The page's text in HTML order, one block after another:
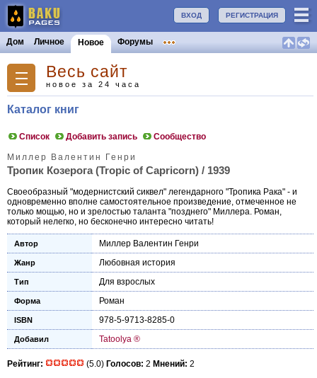
РЕГИСТРАЦИЯ
ВХОД
Дом Личное Новое Форумы
Весь сайт
новое за 24 часа
Каталог книг
Список Добавить запись Сообщество
Миллер Валентин Генри
Тропик Козерога (Tropic of Capricorn) / 1939
Своеобразный "модернистский сиквел" легендарного "Тропика Рака" - и
одновременно вполне самостоятельное произведение, отмеченное не
только мощью, но и зрелостью таланта "позднего" Миллера. Роман,
который нелегко, но бесконечно интересно читать!
Автор Миллер Валентин Генри
Жанр Любовная история
Тип Для взрослых
Форма Роман
ISBN 978-5-9713-8285-0
Добавил Tatoolya ®
Рейтинг: (5.0) Голосов: 2 Мнений: 2